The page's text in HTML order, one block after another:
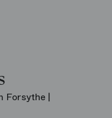
Forsythe |